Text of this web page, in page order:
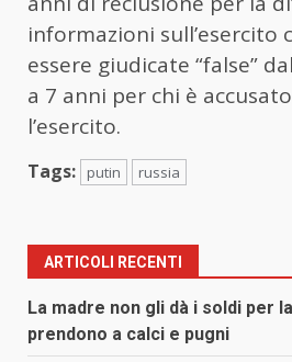
informazioni sull’esercito
essere giudicate “false”
a 7 anni per chi è
l’esercito.
Tags: putin russia
ARTICOLI RECENTI
La madre non gli dà i soldi per
prendono a calci e pugni